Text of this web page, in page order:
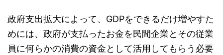
政府支出拡大によって、GDPをできるだけ増やすた
めには、政府が支払ったお金を民間企業とその従業
員に何らかの消費の資金として活用してもらう必要